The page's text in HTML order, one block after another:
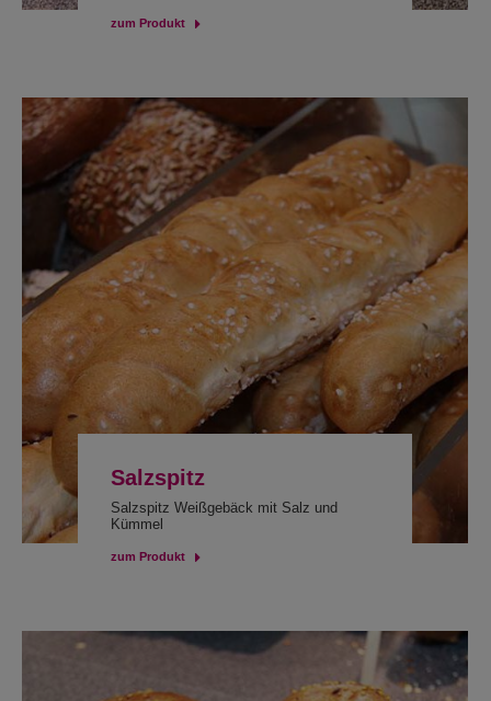
zum Produkt
Salzspitz
Salzspitz Weißgebäck mit Salz und
Kümmel
zum Produkt